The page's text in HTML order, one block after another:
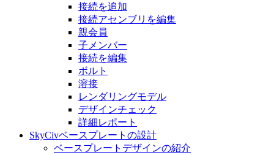
接続を追加
接続アセンブリを編集
親会員
子メンバー
接続を編集
ボルト
溶接
レンダリングモデル
デザインチェック
詳細レポート
SkyCivベースプレートの設計
ベースプレートデザインの紹介